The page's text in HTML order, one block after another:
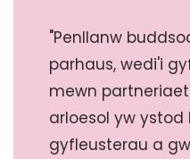
"Penllanw
parhaus, wedi'i
mewn
arloesol yw ystod
gyfleusterau a